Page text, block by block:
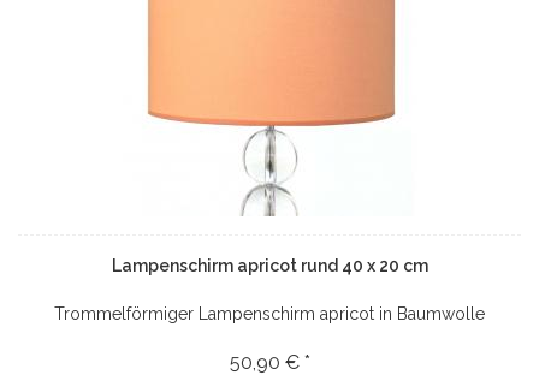
Lampenschirm apricot rund 40 x 20 cm
Trommelförmiger Lampenschirm apricot in Baumwolle
50,90 € *